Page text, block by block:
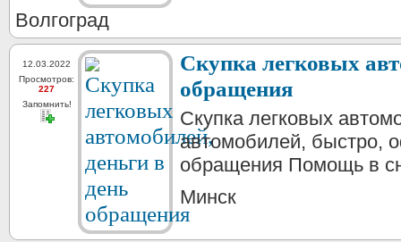
Волгоград
12.03.2022
Просмотров:
227
Запомнить!
Скупка легковых
обращения
Скупка легковых
автомобилей, быстро,
обращения Помощь в
Минск